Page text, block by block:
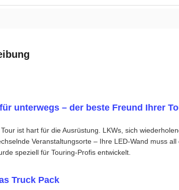
unterwegs – der beste Freund Ihrer
ist hart für die Ausrüstung. LKWs, sich
Veranstaltungsorte – Ihre LED-Wand muss
speziell für Touring-Profis entwickelt.
Truck Pack